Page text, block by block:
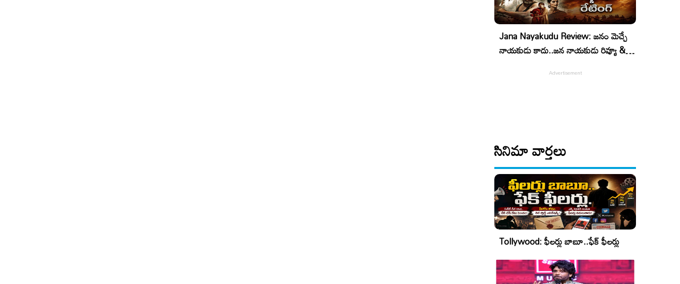
Jana Nayakudu Review: జనం మెచ్చే
నాయకుడు కాదు..జన నాయకుడు రివ్యూ &
సినిమా వార్తలు
Tollywood: ఫీలర్లు బాబూ..ఫేక్ ఫీలర్లు